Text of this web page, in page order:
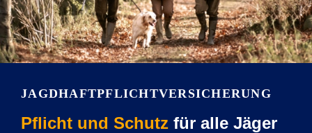
JAGDHAFTPFLICHT­VERSICHERUNG
Pflicht und Schutz für alle Jäger